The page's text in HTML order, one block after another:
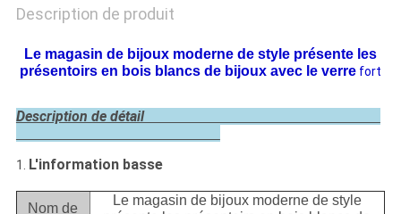
Description de produit
Le magasin de bijoux moderne de style présente les
présentoirs en bois blancs de bijoux avec le verre fort
Description de détail
1. L'information basse
Nom de
Le magasin de bijoux moderne de style